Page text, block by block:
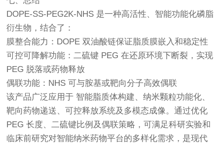
DOPE-SS-PEG2K-NHS 是一种高活性、智能功能化磷脂
衍生物，结合了：
膜整合能力：DOPE 双油酸链保证脂质膜嵌入和稳定性
可控可降解功能：二硫键 PEG 在还原环境下断裂，实现
PEG 脱落或药物释放
偶联功能：NHS 可与胺基或靶向分子高效偶联
该产品广泛应用于 智能脂质体构建、纳米颗粒功能化、
靶向药物递送、可控释放系统及多模态成像。通过优化
PEG 长度、二硫键比例及偶联策略，可满足科研实验和
临床前研究对智能纳米药物平台的多样化需求，是现代